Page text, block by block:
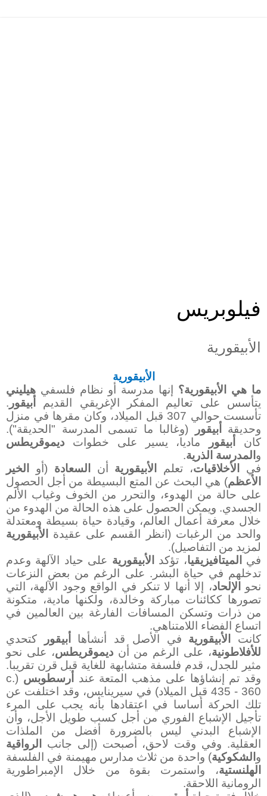
فيلوبريس
الأبيقورية
الأبيقورية
ما هي الأبيقورية؟ إنها مدرسة أو نظام فلسفي هيليني
يتأسس على تعاليم المفكر الإغريقي القديم
أبيقور .
تأسست حوالي 307 قبل الميلاد، وكان مقرها في منزل
وحديقة
أبيقور
(وغالبا ما تسمى المدرسة "الحديقة").
كان أبيقور ماديا، يسير على خطوات ديموقريطس
و المدرسة الذرية.
في
الأخلاقيات، تعلم الأبيقورية أن السعادة (أو
الخير
الأعظم) هي البحث عن المتع البسيطة من أجل الحصول
على حالة من الهدوء، والتحرر من الخوف وغياب الألم
الجسدي. ويمكن الحصول على هذه الحالة من الهدوء من
خلال معرفة أعمال العالم، وقيادة حياة بسيطة ومعتدلة
والحد من الرغبات (انظر القسم على عقيدة
الأبيقورية
لمزيد من التفاصيل).
في
الميتافيزيقيا، تؤكد الأبيقورية على حياد الآلهة وعدم
تدخلهم في حياة البشر. على الرغم من بعض النزعات
نحو
الإلحاد، إلا أنها لا تنكر في الواقع وجود الآلهة، التي
تصورها ككائنات مباركة وخالدة، ولكنها مادية، متكونة
من ذرات وتسكن المسافات الفارغة بين العالمين في
اتساع الفضاء اللامتناهي.
كانت
الأبيقورية في الأصل قد أنشأها أبيقور
كتحدي
للأفلاطونية، على الرغم من أن ديموقريطس، على نحو
مثير للجدل، قدم فلسفة متشابهة للغاية قبل قرن تقريبا.
وقد تم إنشاؤها على مذهب المتعة عند أرسطوبس (
c.
435 - 360 قبل الميلاد) في سيرينايس، وقد اختلفت عن
تلك الحركة أساسا في اعتقادها بأنه يجب على المرء
تأجيل الإشباع الفوري من أجل كسب طويل الأجل، وأن
الإشباع البدني ليس بالضرورة أفضل من الملذات
العقلية. وفي وقت لاحق، أصبحت (إلى جانب
الرواقية
و الشكوكية) واحدة من ثلاث مدارس مهيمنة في الفلسفة
الهلنستية، واستمرت بقوة من خلال الإمبراطورية
الرومانية اللاحقة.